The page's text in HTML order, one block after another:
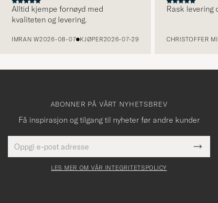
Alltid kjempe fornøyd med
kvaliteten og levering.
IMRAN W2026-08-07 KJØPER2026-07-29
Rask levering
CHRISTOFFER
ABONNER PÅ VÅRT NYHETSBREV
Få inspirasjon og tilgang til nyheter før andre kunder
postadresse
felt
Tack
för
LES MER OM VÅR INTEGRITETSPOLICY